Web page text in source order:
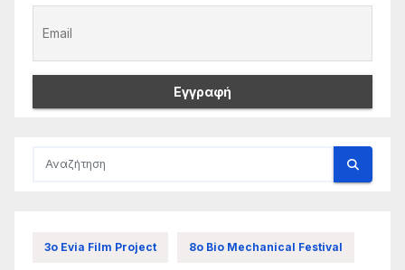
3ο Evia Film Project 8ο Bio Mechanical Festival